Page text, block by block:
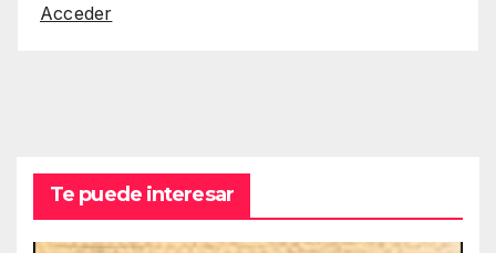
Acceder
Te puede interesar